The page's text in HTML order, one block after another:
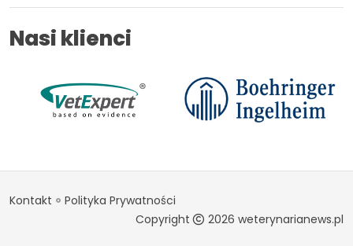
Nasi klienci
Kontakt
Polityka Prywatności
Copyright
2026 weterynarianews.pl